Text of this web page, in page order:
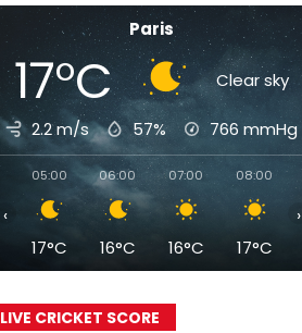
Paris
17°C Clear sky
2.2 m/s 57% 766 mmHg
05:00
17°C
06:00
16°C
07:00
16°C
08:00
17°C
‹ ›
LIVE CRICKET SCORE